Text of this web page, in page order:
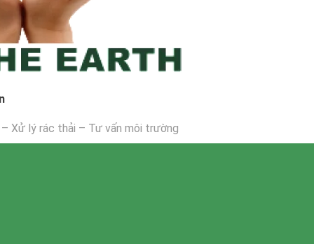
Xử lý rác thải – Tư vấn môi trường